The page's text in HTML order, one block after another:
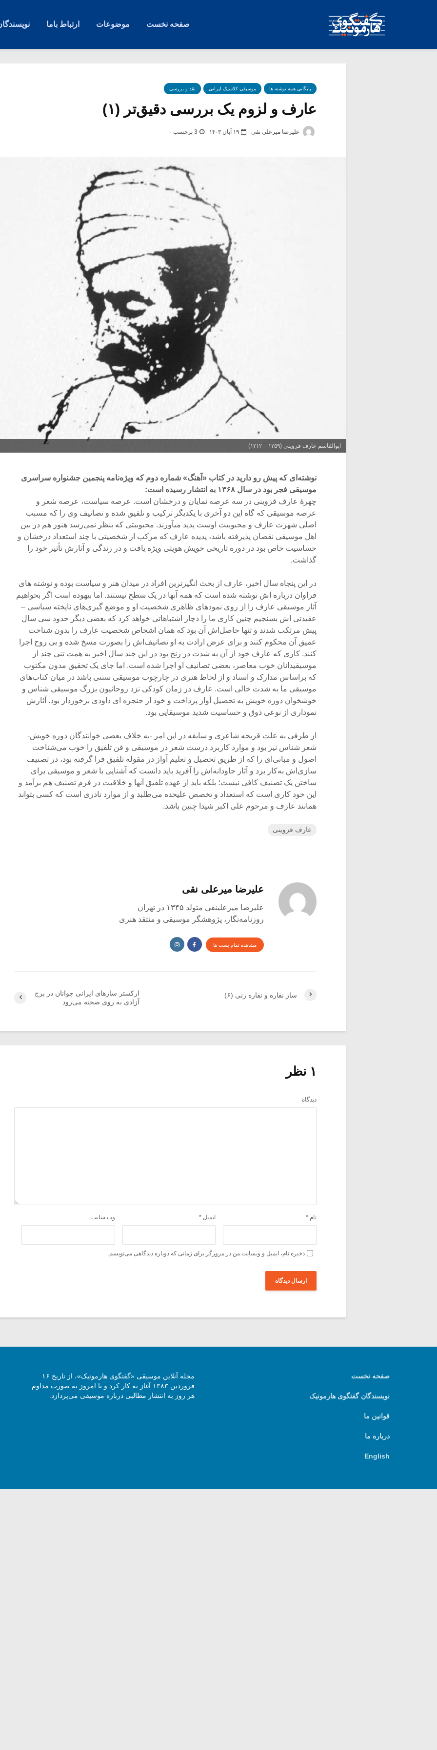
صفحه نخست موضوعات ارتباط باما
بایگانی همه نوشته ها موسیقی کلاسیک ایرانی نقد و بررسی
عارف و لزوم یک بررسی دقیق‌تر (۱)
علیرضا میرعلی نقی ۱۹ آبان ۱۴۰۳ 3 برچسب -
ابوالقاسم عارف قزوینی (۱۲۵۹ – ۱۳۱۲)
نوشته‌ای که پیش رو دارید در کتاب «آهنگ» شماره دوم که ویژه‌نامه پنجمین جشنواره سراسری
موسیقی فجر بود در سال ۱۳۶۸ به انتشار رسیده است:
چهرۀ عارف قزوینی در سه عرصه نمایان و درخشان است. عرصه سیاست، عرصه شعر و
عرصه موسیقی که گاه این دو آخری با یکدیگر ترکیب و تلفیق شده و تصانیف وی را که مسبب
اصلی شهرت عارف و محبوبیت اوست پدید میآورند. محبوبیتی که بنظر نمی‌رسد هنوز هم در بین
اهل موسیقی نقصان پذیرفته باشد، پدیده عارف که مرکب از شخصیتی با چند استعداد درخشان و
حساسیت خاص بود در دوره تاریخی خویش هویتی ویژه یافت و در زندگی و آثارش تأثیر خود را
گذاشت.
در این پنجاه سال اخیر، عارف از بحث انگیزترین افراد در میدان هنر و سیاست بوده و نوشته های
فراوان درباره اش نوشته شده است که همه آنها در یک سطح نیستند. اما بیهوده است اگر بخواهیم
آثار موسیقی عارف را از روی نمودهای ظاهری شخصیت او و موضع گیری‌های ناپخته سیاسی –
عقیدتی ‌اش بسنجیم چنین کاری ما را دچار اشتباهاتی خواهد کرد که بعضی دیگر حدود سی سال
پیش مرتکب شدند و تنها حاصل‌اش آن بود که همان اشخاص شخصیت عارف را بدون شناخت
عمیق آن محکوم کنند و برای عرض ارادت به او تصانیف‌اش را بصورت مسخ شده و بی روح اجرا
کنند. کاری که عارف خود از آن به شدت در رنج بود در این چند سال اخیر به همت تنی چند از
موسیقیدانان خوب معاصر، بعضی تصانیف او اجرا شده است. اما جای یک تحقیق مدون مکتوب
که براساس مدارک و اسناد و از لحاظ هنری در چارچوب موسیقی سنتی باشد در میان کتاب‌های
موسیقی ما به شدت خالی است. عارف در زمان کودکی نزد روحانیون بزرگ موسیقی شناس و
خوشخوان دوره خویش به تحصیل آواز پرداخت و خود از حنجره ای داودی برخوردار بود. آثارش
نموداری از نوعی ذوق و حساسیت شدید موسیقایی بود.
از طرفی به علت قریحه شاعری و سابقه در این امر -به خلاف بعضی خوانندگان دوره خویش-
شعر شناس نیز بود و موارد کاربرد درست شعر در موسیقی و فن تلفیق را خوب می‌شناخت
اصول و مبانی‌ای را که از طریق تحصیل و تعلیم آواز در مقوله تلفیق فرا گرفته بود، در تصنیف
سازی‌اش به‌کار برد و آثار جاودانه‌اش را آفرید باید دانست که آشنایی با شعر و موسیقی برای
ساختن یک تصنیف کافی نیست؛ بلکه باید از عهده تلفیق آنها و خلاقیت در فرم تصنیف هم برآمد و
این خود کاری است که استعداد و تخصص علیحده می‌طلبد و از موارد نادری است که کسی بتواند
همانند عارف و مرحوم علی اکبر شیدا چنین باشد.
عارف قزوینی
علیرضا میرعلی نقی
علیرضا میرعلینقی متولد ۱۳۴۵ در تهران
روزنامه‌نگار، پژوهشگر موسیقی و منتقد هنری
مشاهده تمام پست ها
ارکستر سازهای ایرانی جوانان در برج
آزادی به روی صحنه می‌رود
ساز نقاره و نقاره زنی (۶)
۱ نظر
دیدگاه
نام * ایمیل * وب‌ سایت
ذخیره نام، ایمیل و وبسایت من در مرورگر برای زمانی که دوباره دیدگاهی می‌نویسم.
صفحه نخست
نویسندگان گفتگوی هارمونیک
قوانین ما
درباره ما
English
مجله آنلاین موسیقی «گفتگوی هارمونیک»، از تاریخ ۱۶
فروردین ۱۳۸۳ آغاز به کار کرد و تا امروز به صورت مداوم
هر روز به انتشار مطالبی درباره موسیقی می‌پردازد.